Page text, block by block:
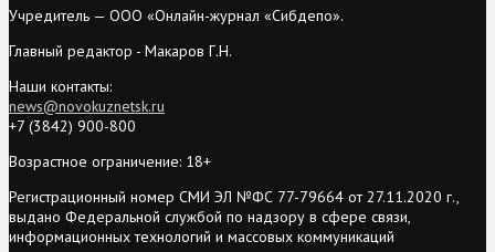
Учредитель — ООО «Онлайн-журнал «Сибдепо».
Главный редактор - Макаров Г.Н.
Наши контакты:
news@novokuznetsk.ru
+7 (3842) 900-800
Возрастное ограничение: 18+
Регистрационный номер СМИ ЭЛ №ФС 77-79664 от 27.11.2020 г.,
выдано Федеральной службой по надзору в сфере связи,
информационных технологий и массовых коммуникаций